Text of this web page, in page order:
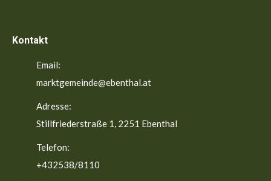
Kontakt
Email:
marktgemeinde@ebenthal.at
Adresse:
Stillfriederstraße 1, 2251 Ebenthal
Telefon:
+432538/8110